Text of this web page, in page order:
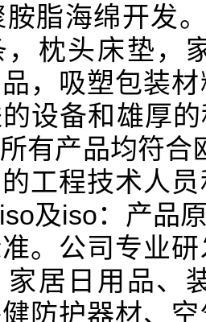
脂海绵开发
，枕头床垫，
，吸塑包装
设备和雄厚
有产品均符
工程技术人
及iso：产品
。公司专业
家居日用品、
防护器材、